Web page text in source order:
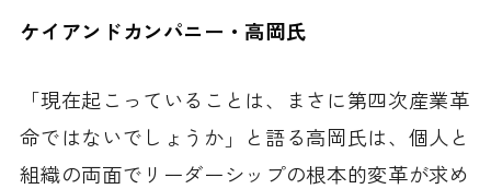
ケイアンドカンパニー・高岡氏
「現在起こっていることは、まさに第四次産業革
命ではないでしょうか」と語る高岡氏は、個人と
組織の両面でリーダーシップの根本的変革が求め